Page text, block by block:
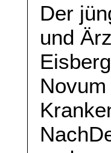
Der
und